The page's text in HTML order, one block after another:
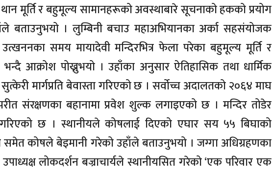
थान मूर्ति र बहुमूल्य सामानहरूको अवस्थाबारे सूचनाको हकको प्रयोग
बताउनुभयो । लुम्बिनी बचाउ महाअभियानका अर्का सहसंयोजक
समय मायादेवी मन्दिरभित्र फेला परेका बहुमूल्य मूर्ति र
भन्दै आक्रोश पोख्नुभयो । उहाँका अनुसार ऐतिहासिक तथा धार्मिक
मार्गप्रति बेवास्ता गरिएको छ । सर्वोच्च अदालतको २०६४ माघ
संरक्षणका बहानामा प्रवेश शुल्क लगाइएको छ । मन्दिर तोडेर
गरिएको छ । स्थानीयले कोषलाई दिएको एघार सय ५५ बिघाको
कोषले बेइमानी गरेको उहाँले बताउनुभयो । जग्गा अधिग्रहणका
लोकदर्शन बज्राचार्यले स्थानीयसित गरेको ‘एक परिवार एक